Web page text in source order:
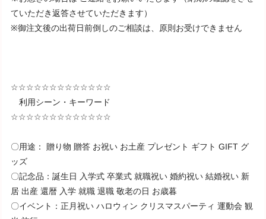
ていただき返答させていただきます）
※御注文後の出荷日前倒しのご相談は、原則お受けできません
☆☆☆☆☆☆☆☆☆☆☆☆☆
利用シーン・キーワード
☆☆☆☆☆☆☆☆☆☆☆☆☆
〇用途： 贈り物 贈答 お祝い お土産 プレゼント ギフト GIFT グ
ッズ
〇記念品：誕生日 入学式 卒業式 就職祝い 婚約祝い 結婚祝い 新
居 出産 還暦 入学 就職 退職 敬老の日 お歳暮
〇イベント：正月祝い ハロウィン クリスマスパーティ 運動会 観